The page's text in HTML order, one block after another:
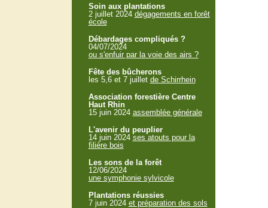
Soin aux plantations
2 juillet 2024 dégagements en forêt
école
Débardages compliqués ?
04/07/2024
ou s'enfuir par la voie des airs ?
Fête des bûcherons
les 5,6 et 7 juillet de Schirrhein
Association forestière Centre
Haut Rhin
15 juin 2024 assemblée générale
L'avenir du peuplier
14 juin 2024 ses atouts pour la
filière bois
Les sons de la forêt
12/06/2024
une symphonie sylvicole
Plantations réussies
7 juin 2024 et préparation des sols